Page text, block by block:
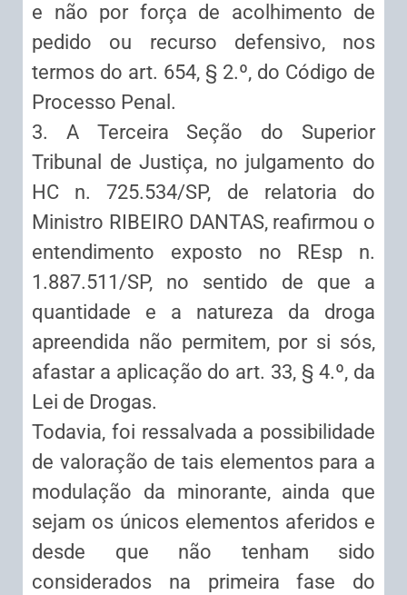
e não por força de acolhimento de
pedido ou recurso defensivo, nos
termos do art. 654, § 2.º, do Código de
Processo Penal.
3. A Terceira Seção do Superior
Tribunal de Justiça, no julgamento do
HC n. 725.534/SP, de relatoria do
Ministro RIBEIRO DANTAS, reafirmou o
entendimento exposto no REsp n.
1.887.511/SP, no sentido de que a
quantidade e a natureza da droga
apreendida não permitem, por si sós,
afastar a aplicação do art. 33, § 4.º, da
Lei de Drogas.
Todavia, foi ressalvada a possibilidade
de valoração de tais elementos para a
modulação da minorante, ainda que
sejam os únicos elementos aferidos e
desde que não tenham sido
considerados na primeira fase do